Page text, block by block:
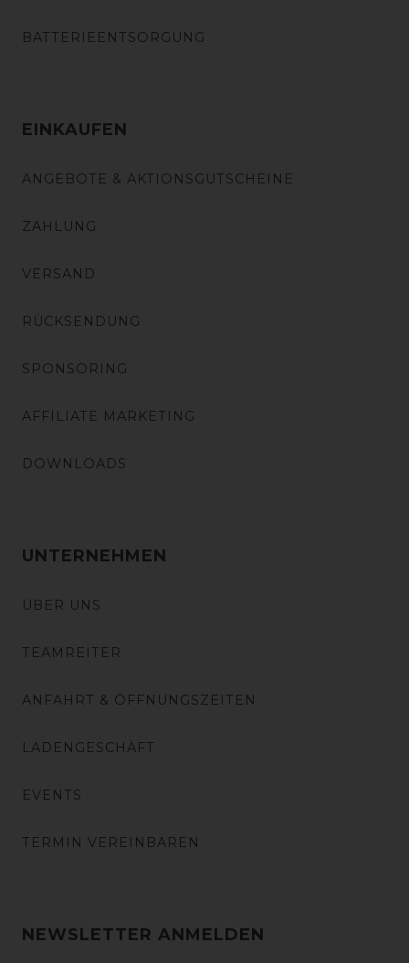
BATTERIEENTSORGUNG
EINKAUFEN
ANGEBOTE & AKTIONSGUTSCHEINE
ZAHLUNG
VERSAND
RÜCKSENDUNG
SPONSORING
AFFILIATE MARKETING
DOWNLOADS
UNTERNEHMEN
ÜBER UNS
TEAMREITER
ANFAHRT & ÖFFNUNGSZEITEN
LADENGESCHÄFT
EVENTS
TERMIN VEREINBAREN
NEWSLETTER ANMELDEN